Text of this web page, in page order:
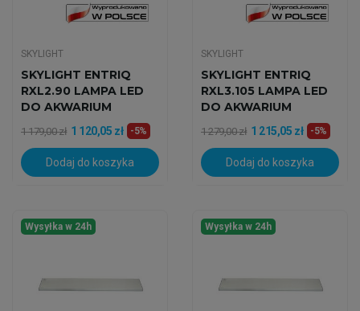
SKYLIGHT
SKYLIGHT ENTRIQ
RXL2.90 LAMPA LED
DO AKWARIUM
MORSKIEGO
1 179,00 zł 1 120,05 zł -5%
Dodaj do koszyka
SKYLIGHT
SKYLIGHT ENTRIQ
RXL3.105 LAMPA LED
DO AKWARIUM
MORSKIEGO
1 279,00 zł 1 215,05 zł -5%
Dodaj do koszyka
Wysyłka w 24h Wysyłka w 24h